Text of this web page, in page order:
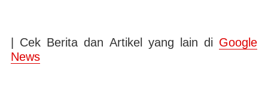
| Cek Berita dan Artikel yang lain di Google
News